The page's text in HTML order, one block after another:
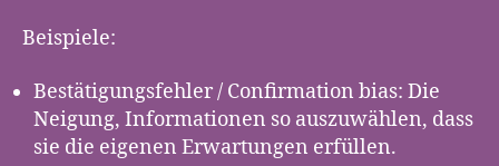
Beispiele:
Bestätigungsfehler / Confirmation bias: Die
Neigung, Informationen so auszuwählen, dass
sie die eigenen Erwartungen erfüllen.